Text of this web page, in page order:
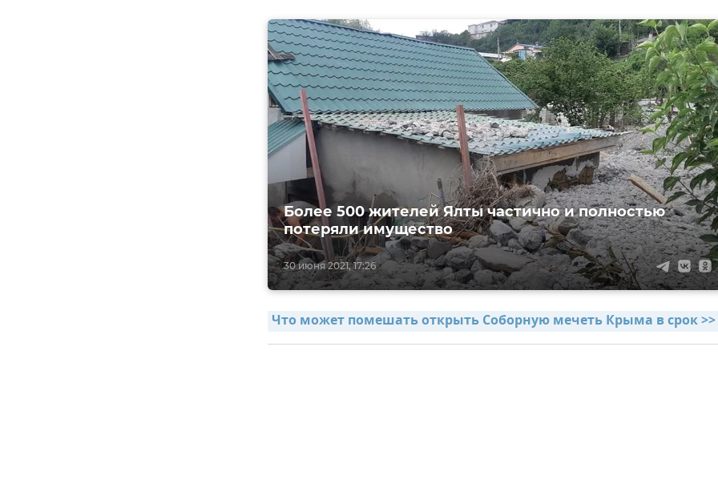
30 июня 2021, 17:26
Более 500 жителей Ялты частично и полностью
потеряли имущество
Что может помешать открыть Соборную мечеть Крыма в срок >>